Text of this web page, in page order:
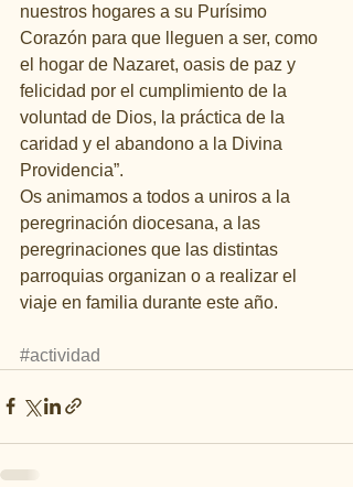
nuestros hogares a su Purísimo
Corazón para que lleguen a ser, como
el hogar de Nazaret, oasis de paz y
felicidad por el cumplimiento de la
voluntad de Dios, la práctica de la
caridad y el abandono a la Divina
Providencia”.
Os animamos a todos a uniros a la
peregrinación diocesana, a las
peregrinaciones que las distintas
parroquias organizan o a realizar el
viaje en familia durante este año.
#actividad